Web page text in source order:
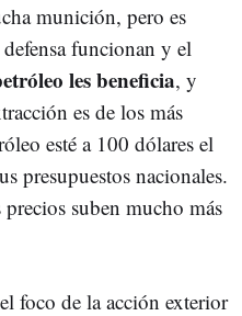
munición, pero es
funcionan y el
les beneficia, y
es de los más
esté a 100 dólares el
presupuestos nacionales.
suben mucho más
foco de la acción exterior